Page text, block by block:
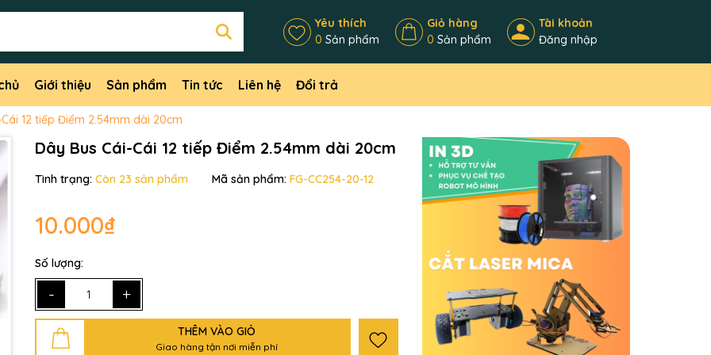
Yêu thích
0 Sản phẩm
Giỏ hàng
0 Sản phẩm
Tài khoản
Đăng nhập
Giới thiệu Sản phẩm Tin tức Liên hệ Đổi trả
12 tiếp Điểm 2.54mm dài 20cm
Dây Bus Cái-Cái 12 tiếp Điểm 2.54mm dài 20cm
Tình trạng: Còn 23 sản phẩm Mã sản phẩm: FG-CC254-20-12
10.000₫
Số lượng:
- +
THÊM VÀO GIỎ
Giao hàng tận nơi miễn phí
Mã giảm giá:
Ngày hết hạn:
Điều kiện: